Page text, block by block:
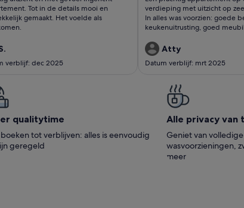
mooi en
gema
Tot in de details mooi en
gemaakt. Het voelde als
verblijf: dec 2025
het dorp! In alles
was voorzien
beoordelingen)
verdieping met uitzicht op
In alles was voorzien: goede
keukenuitrusting, goed
erg prettig. De zee is aan de
boulevard, het centrum is 10
De ontvangst door de host was
Atty
Datum verblijf: mrt 2025
quali­ty­time
boeken tot verblijven: alles is eenvoudig
geregeld
Alle privacy van
Geniet van volledige
wasvoorzieningen,
meer